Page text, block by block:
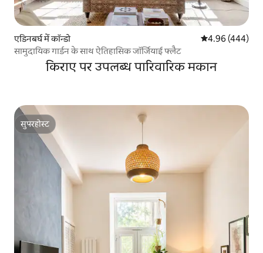
एडिनबर्घ में कॉन्डो औसत रेटिंग 5 में से
4.96 (444)
सामुदायिक गार्डन के साथ ऐतिहासिक जॉर्जियाई फ्लैट
किराए पर उपलब्ध पारिवारिक मकान
सुपरहोस्ट
सुपरहोस्ट